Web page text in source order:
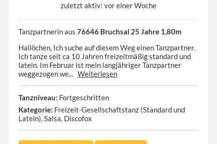
zuletzt aktiv: vor einer Woche
Tanzpartnerin aus 76646 Bruchsal 25 Jahre 1,80m
Hallöchen, Ich suche auf diesem Weg einen Tanzpartner.
Ich tanze seit ca 10 Jahren freizeitmäßig standard und
latein. Im Februar ist mein langjähriger Tanzpartner
weggezogen we... Weiterlesen
Tanzniveau: Fortgeschritten
Kategorie: Freizeit-Gesellschaftstanz (Standard und
Latein), Salsa, Discofox